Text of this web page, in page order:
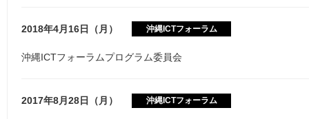
2018年4月16日（月） 沖縄ICTフォーラム
沖縄ICTフォーラムプログラム委員会
2017年8月28日（月） 沖縄ICTフォーラム